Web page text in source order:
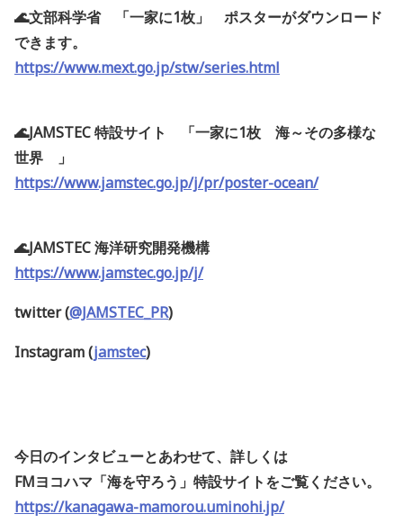
🌊文部科学省 「一家に1枚」 ポスターがダウンロード
できます。
https://www.mext.go.jp/stw/series.html
🌊JAMSTEC 特設サイト 「一家に1枚 海～その多様な
世界 」
https://www.jamstec.go.jp/j/pr/poster-ocean/
🌊JAMSTEC 海洋研究開発機構
https://www.jamstec.go.jp/j/
twitter (@JAMSTEC_PR)
Instagram (jamstec)
今日のインタビューとあわせて、詳しくは
FMヨコハマ「海を守ろう」特設サイトをご覧ください。
https://kanagawa-mamorou.uminohi.jp/